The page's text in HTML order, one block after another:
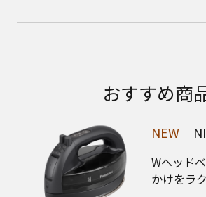
おすすめ商
NEW
Wヘッド
かけをラ